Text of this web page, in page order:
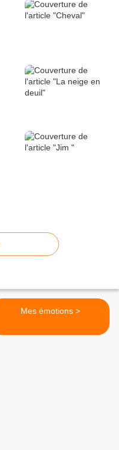
Mes émotions >